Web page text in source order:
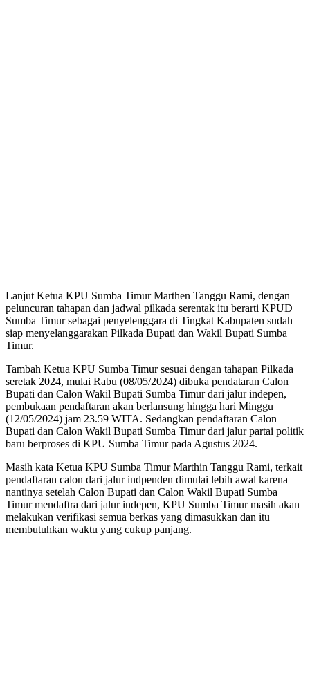
Lanjut Ketua KPU Sumba Timur Marthen Tanggu Rami, dengan
peluncuran tahapan dan jadwal pilkada serentak itu berarti KPUD
Sumba Timur sebagai penyelenggara di Tingkat Kabupaten sudah
siap menyelanggarakan Pilkada Bupati dan Wakil Bupati Sumba
Timur.
Tambah Ketua KPU Sumba Timur sesuai dengan tahapan Pilkada
seretak 2024, mulai Rabu (08/05/2024) dibuka pendataran Calon
Bupati dan Calon Wakil Bupati Sumba Timur dari jalur indepen,
pembukaan pendaftaran akan berlansung hingga hari Minggu
(12/05/2024) jam 23.59 WITA. Sedangkan pendaftaran Calon
Bupati dan Calon Wakil Bupati Sumba Timur dari jalur partai politik
baru berproses di KPU Sumba Timur pada Agustus 2024.
Masih kata Ketua KPU Sumba Timur Marthin Tanggu Rami, terkait
pendaftaran calon dari jalur indpenden dimulai lebih awal karena
nantinya setelah Calon Bupati dan Calon Wakil Bupati Sumba
Timur mendaftra dari jalur indepen, KPU Sumba Timur masih akan
melakukan verifikasi semua berkas yang dimasukkan dan itu
membutuhkan waktu yang cukup panjang.